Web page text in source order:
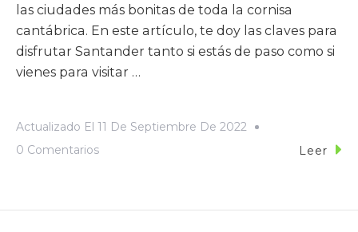
las ciudades más bonitas de toda la cornisa
cantábrica. En este artículo, te doy las claves para
disfrutar Santander tanto si estás de paso como si
vienes para visitar …
Actualizado El 11 De Septiembre De 2022
0 Comentarios
Leer